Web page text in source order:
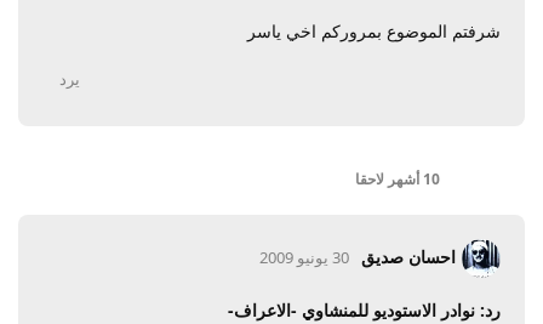
شرفتم الموضوع بمروركم اخي ياسر
يرد
10 أشهر لاحقا
احسان صديق 30 يونيو 2009
رد: نوادر الاستوديو للمنشاوي -الاعراف-